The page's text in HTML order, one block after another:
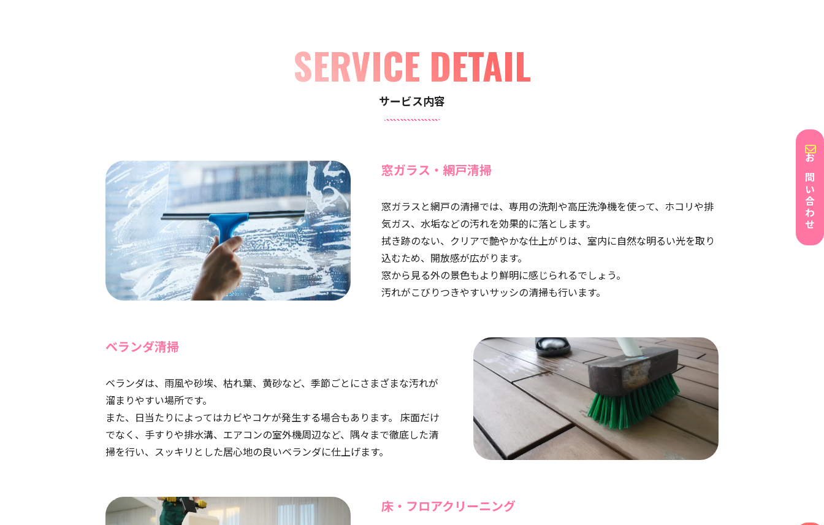
お問い合わせ
SERVICE DETAIL
サービス内容
窓ガラス・網戸清掃
窓ガラスと網戸の清掃では、専用の洗剤や高圧洗浄機を使って、ホコリや排
気ガス、水垢などの汚れを効果的に落とします。
拭き跡のない、クリアで艶やかな仕上がりは、室内に自然な明るい光を取り
込むため、開放感が広がります。
窓から見る外の景色もより鮮明に感じられるでしょう。
汚れがこびりつきやすいサッシの清掃も行います。
ベランダ清掃
ベランダは、雨風や砂埃、枯れ葉、黄砂など、季節ごとにさまざまな汚れが
溜まりやすい場所です。
また、日当たりによってはカビやコケが発生する場合もあります。 床面だけ
でなく、手すりや排水溝、エアコンの室外機周辺など、隅々まで徹底した清
掃を行い、スッキリとした居心地の良いベランダに仕上げます。
床・フロアクリーニング